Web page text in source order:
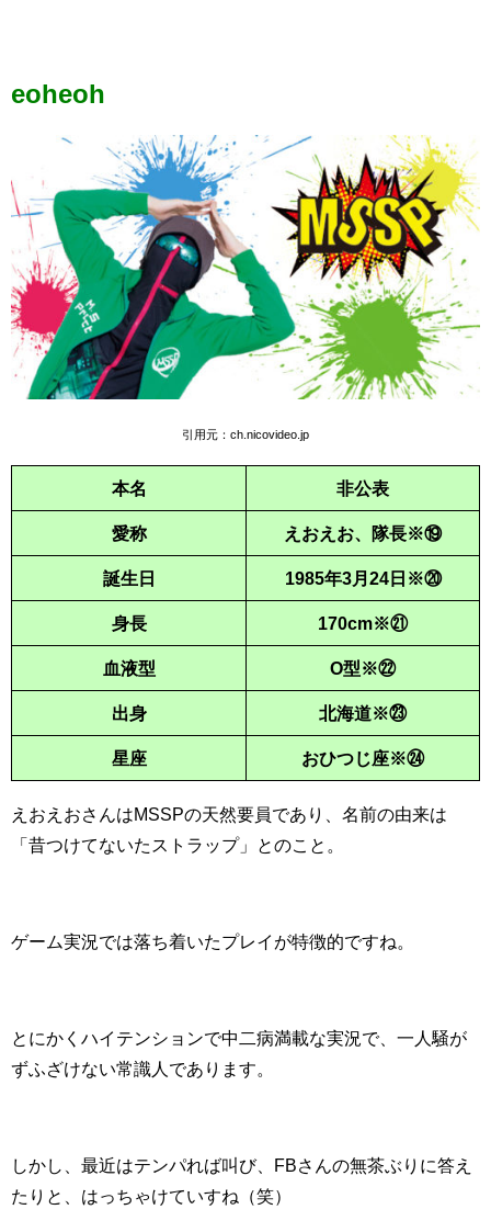
eoheoh
引用元： ch.nicovideo.jp
本名 非公表
愛称 えおえお、隊長※⑲
誕生日 1985年3月24日※⑳
身長 170cm※㉑
血液型 O型※㉒
出身 北海道※㉓
星座 おひつじ座※㉔
えおえおさんはMSSPの天然要員であり、名前の由来は
「昔つけてないたストラップ」とのこと。
ゲーム実況では落ち着いたプレイが特徴的ですね。
とにかくハイテンションで中二病満載な実況で、一人騒が
ずふざけない常識人であります。
しかし、最近はテンパれば叫び、FBさんの無茶ぶりに答え
たりと、はっちゃけていすね（笑）